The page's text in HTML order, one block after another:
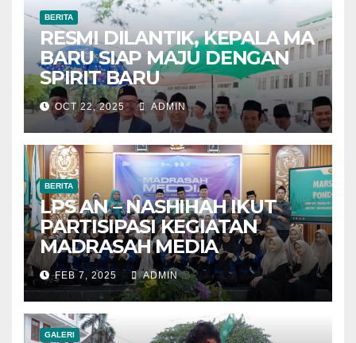
BERITA
RESMI DILANTIK, KEPALA MA
BARU SIAP MAJU DENGAN
SPIRIT BARU
OCT 22, 2025 ADMIN
BERITA
LPS AN – NASHIHAH IKUT
PARTISIPASI KEGIATAN
MADRASAH MEDIA
FEB 7, 2025 ADMIN
GALERI